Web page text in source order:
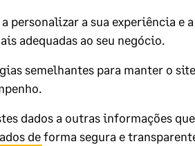
mais detalhadamente esta
personalizar a sua experiência e a
adequadas ao seu negócio.
semelhantes para manter o
dados a outras informações
de forma segura e